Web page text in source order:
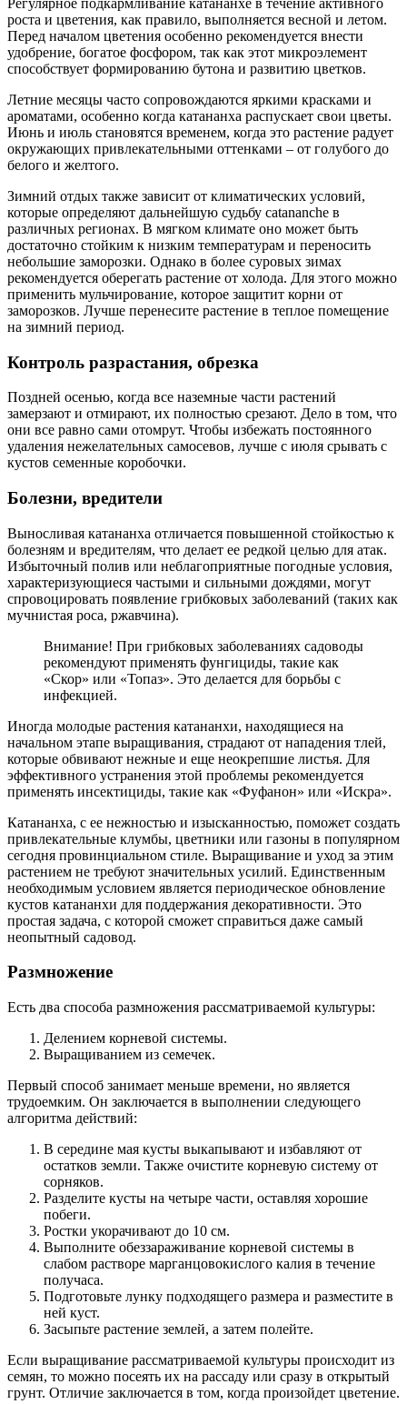
роста и цветения, как правило, выполняется весной и летом.
Перед началом цветения особенно рекомендуется внести
удобрение, богатое фосфором, так как этот микроэлемент
способствует формированию бутона и развитию цветков.
Летние месяцы часто сопровождаются яркими красками и
ароматами, особенно когда катананха распускает свои цветы.
Июнь и июль становятся временем, когда это растение радует
окружающих привлекательными оттенками – от голубого до
белого и желтого.
Зимний отдых также зависит от климатических условий,
которые определяют дальнейшую судьбу catananche в
различных регионах. В мягком климате оно может быть
достаточно стойким к низким температурам и переносить
небольшие заморозки. Однако в более суровых зимах
рекомендуется оберегать растение от холода. Для этого можно
применить мульчирование, которое защитит корни от
заморозков. Лучше перенесите растение в теплое помещение
на зимний период.
Контроль разрастания, обрезка
Поздней осенью, когда все наземные части растений
замерзают и отмирают, их полностью срезают. Дело в том, что
они все равно сами отомрут. Чтобы избежать постоянного
удаления нежелательных самосевов, лучше с июля срывать с
кустов семенные коробочки.
Болезни, вредители
Выносливая катананха отличается повышенной стойкостью к
болезням и вредителям, что делает ее редкой целью для атак.
Избыточный полив или неблагоприятные погодные условия,
характеризующиеся частыми и сильными дождями, могут
спровоцировать появление грибковых заболеваний (таких как
мучнистая роса, ржавчина).
Внимание! При грибковых заболеваниях садоводы
рекомендуют применять фунгициды, такие как
«Скор» или «Топаз». Это делается для борьбы с
инфекцией.
Иногда молодые растения катананхи, находящиеся на
начальном этапе выращивания, страдают от нападения тлей,
которые обвивают нежные и еще неокрепшие листья. Для
эффективного устранения этой проблемы рекомендуется
применять инсектициды, такие как «Фуфанон» или «Искра».
Катананха, с ее нежностью и изысканностью, поможет создать
привлекательные клумбы, цветники или газоны в популярном
сегодня провинциальном стиле. Выращивание и уход за этим
растением не требуют значительных усилий. Единственным
необходимым условием является периодическое обновление
кустов катананхи для поддержания декоративности. Это
простая задача, с которой сможет справиться даже самый
неопытный садовод.
Размножение
Есть два способа размножения рассматриваемой культуры:
Делением корневой системы.
Выращиванием из семечек.
Первый способ занимает меньше времени, но является
трудоемким. Он заключается в выполнении следующего
алгоритма действий:
В середине мая кусты выкапывают и избавляют от
остатков земли. Также очистите корневую систему от
сорняков.
Разделите кусты на четыре части, оставляя хорошие
побеги.
Ростки укорачивают до 10 см.
Выполните обеззараживание корневой системы в
слабом растворе марганцовокислого калия в течение
получаса.
Подготовьте лунку подходящего размера и разместите в
ней куст.
Засыпьте растение землей, а затем полейте.
Если выращивание рассматриваемой культуры происходит из
семян, то можно посеять их на рассаду или сразу в открытый
грунт. Отличие заключается в том, когда произойдет цветение.